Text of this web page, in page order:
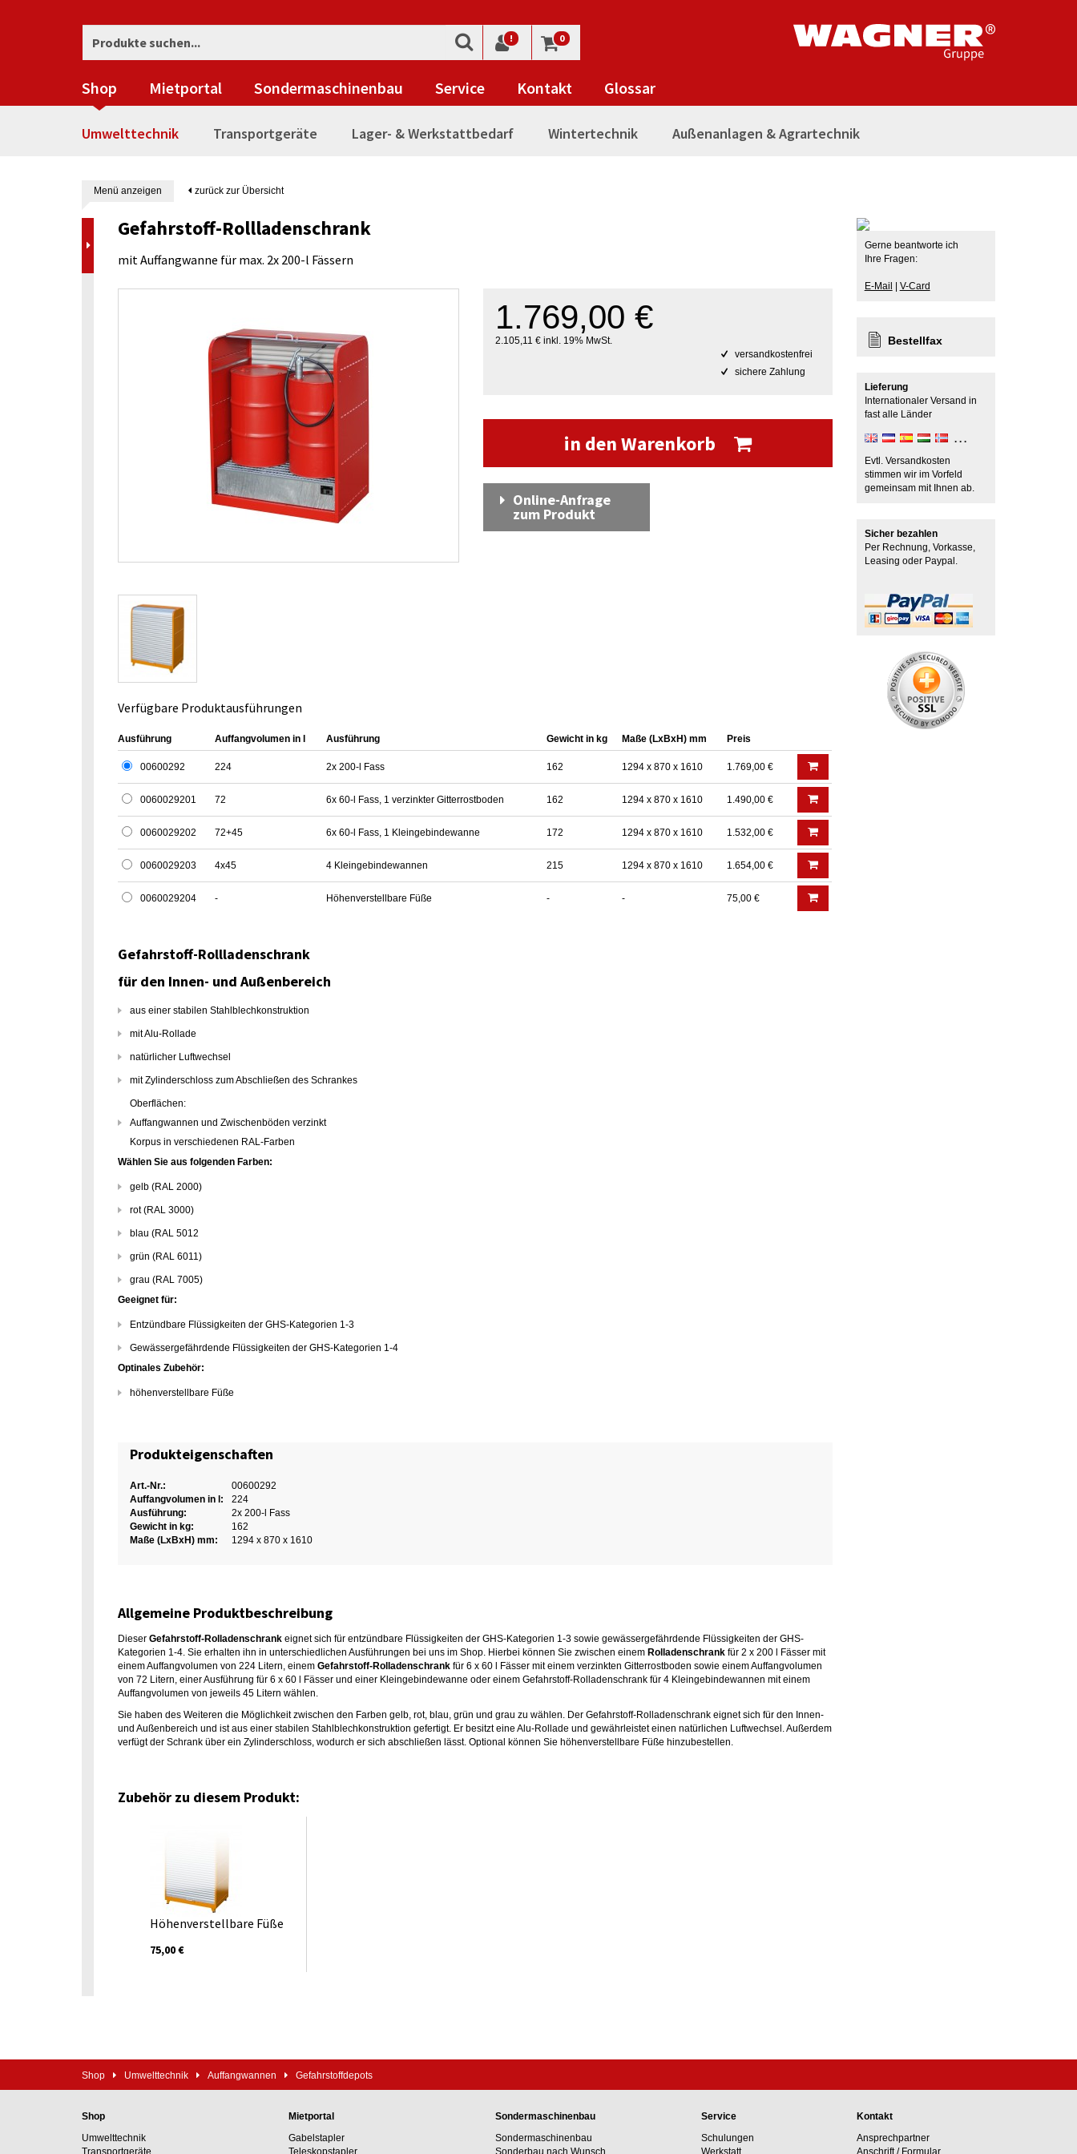
! 0
Shop Mietportal Sondermaschinenbau Service Kontakt Glossar
Umwelttechnik Transportgeräte Lager- & Werkstattbedarf Wintertechnik Außenanlagen & Agrartechnik
Menü anzeigen zurück zur Übersicht
Gefahrstoff-Rollladenschrank
mit Auffangwanne für max. 2x 200-l Fässern
1.769,00 €
2.105,11 € inkl. 19% MwSt.
versandkostenfrei
sichere Zahlung
in den Warenkorb
Online-Anfrage
zum Produkt
Verfügbare Produktausführungen
Ausführung Auffangvolumen in l Ausführung Gewicht in kg Maße (LxBxH) mm Preis
00600292 224 2x 200-l Fass 162 1294 x 870 x 1610 1.769,00 €
0060029201 72 6x 60-l Fass, 1 verzinkter Gitterrostboden 162 1294 x 870 x 1610 1.490,00 €
0060029202 72+45 6x 60-l Fass, 1 Kleingebindewanne 172 1294 x 870 x 1610 1.532,00 €
0060029203 4x45 4 Kleingebindewannen 215 1294 x 870 x 1610 1.654,00 €
0060029204 - Höhenverstellbare Füße - - 75,00 €
Gefahrstoff-Rollladenschrank
für den Innen- und Außenbereich
aus einer stabilen Stahlblechkonstruktion
mit Alu-Rollade
natürlicher Luftwechsel
mit Zylinderschloss zum Abschließen des Schrankes
Oberflächen:
Auffangwannen und Zwischenböden verzinkt
Korpus in verschiedenen RAL-Farben
Wählen Sie aus folgenden Farben:
gelb (RAL 2000)
rot (RAL 3000)
blau (RAL 5012
grün (RAL 6011)
grau (RAL 7005)
Geeignet für:
Entzündbare Flüssigkeiten der GHS-Kategorien 1-3
Gewässergefährdende Flüssigkeiten der GHS-Kategorien 1-4
Optinales Zubehör:
höhenverstellbare Füße
Produkteigenschaften
Art.-Nr.:
00600292
Auffangvolumen in l:
224
Ausführung:
2x 200-l Fass
Gewicht in kg:
162
Maße (LxBxH) mm:
1294 x 870 x 1610
Allgemeine Produktbeschreibung
Dieser Gefahrstoff-Rolladenschrank eignet sich für entzündbare Flüssigkeiten der GHS-Kategorien 1-3 sowie gewässergefährdende Flüssigkeiten der GHS-
Kategorien 1-4. Sie erhalten ihn in unterschiedlichen Ausführungen bei uns im Shop. Hierbei können Sie zwischen einem Rolladenschrank für 2 x 200 l Fässer mit
einem Auffangvolumen von 224 Litern, einem Gefahrstoff-Rolladenschrank für 6 x 60 l Fässer mit einem verzinkten Gitterrostboden sowie einem Auffangvolumen
von 72 Litern, einer Ausführung für 6 x 60 l Fässer und einer Kleingebindewanne oder einem Gefahrstoff-Rolladenschrank für 4 Kleingebindewannen mit einem
Auffangvolumen von jeweils 45 Litern wählen.
Sie haben des Weiteren die Möglichkeit zwischen den Farben gelb, rot, blau, grün und grau zu wählen. Der Gefahrstoff-Rolladenschrank eignet sich für den Innen-
und Außenbereich und ist aus einer stabilen Stahlblechkonstruktion gefertigt. Er besitzt eine Alu-Rollade und gewährleistet einen natürlichen Luftwechsel. Außerdem
verfügt der Schrank über ein Zylinderschloss, wodurch er sich abschließen lässt. Optional können Sie höhenverstellbare Füße hinzubestellen.
Zubehör zu diesem Produkt:
Höhenverstellbare Füße
75,00 €
Gerne beantworte ich
Ihre Fragen:
E-Mail V-Card
Bestellfax
Lieferung
Internationaler Versand in
fast alle Länder
Evtl. Versandkosten
stimmen wir im Vorfeld
gemeinsam mit Ihnen ab.
Sicher bezahlen
Per Rechnung, Vorkasse,
Leasing oder Paypal.
Shop Umwelttechnik Auffangwannen Gefahrstoffdepots
Shop
Umwelttechnik
Transportgeräte
Mietportal
Gabelstapler
Teleskopstapler
Sondermaschinenbau
Sondermaschinenbau
Sonderbau nach Wunsch
Service
Schulungen
Werkstatt
Kontakt
Ansprechpartner
Anschrift / Formular